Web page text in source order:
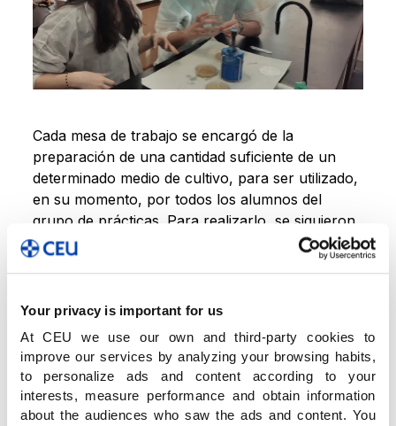
Your privacy is important for us
At CEU we use our own and third-party cookies to
improve our services by analyzing your browsing habits,
to personalize ads and content according to your
interests, measure performance and obtain information
about the audiences who saw the ads and content. You
Cada mesa de trabajo se encargó de la
preparación de una cantidad suficiente de un
determinado medio de cultivo, para ser utilizado,
en su momento, por todos los alumnos del
grupo de prácticas. Para realizarlo, se siguieron
los siguientes pasos:
destilada. Hemos partido de un preparado comercial
con todos los componentes deshidratados. Siguiendo
las instrucciones del fabricante, añadieron la
cantidad de agua adecuada para conseguir la
concentración deseada de los mismos. Como el
medio contiene un agente solidificante (agar-agar),
hay que calentar el preparado hasta la ebullición del